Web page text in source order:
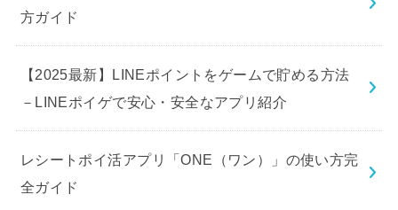
方ガイド
【2025最新】LINEポイントをゲームで貯める方法
－LINEポイゲで安心・安全なアプリ紹介
レシートポイ活アプリ「ONE（ワン）」の使い方完
全ガイド